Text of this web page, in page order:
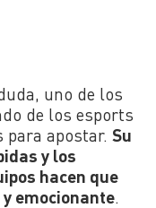
uno de los
de los esports
para apostar. Su
y los
hacen que
emocionante.